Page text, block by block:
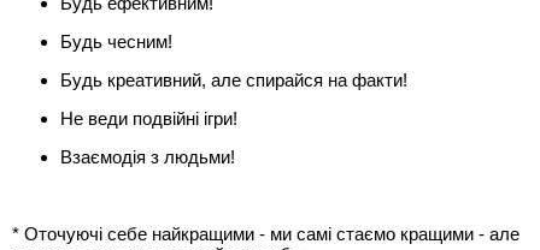
Будь чесним!
Будь креативний, але спирайся на факти!
Не веди подвійні ігри!
Взаємодія з людьми!
* Оточуючі себе найкращими - ми самі стаємо кращими - але